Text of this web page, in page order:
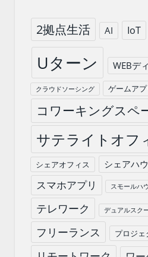
2拠点生活 AI IoT
Uターン WEBデ
クラウドソーシング ゲームアプ
コワーキングスペ
サテライトオフ
シェアオフィス シェアハ
スマホアプリ スモールハ
テレワーク デュアルスク
フリーランス プロジ